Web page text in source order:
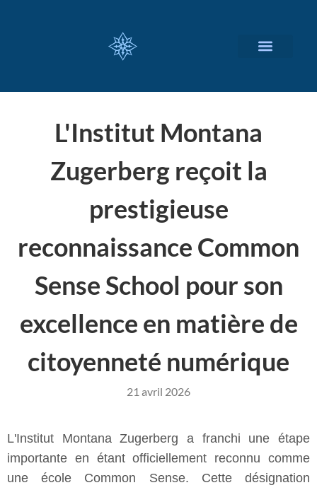
L'Institut Montana
Zugerberg reçoit la
prestigieuse
reconnaissance Common
Sense School pour son
excellence en matière de
citoyenneté numérique
21 avril 2026
L'Institut Montana Zugerberg a franchi une étape
importante en étant officiellement reconnu comme
une école Common Sense. Cette désignation